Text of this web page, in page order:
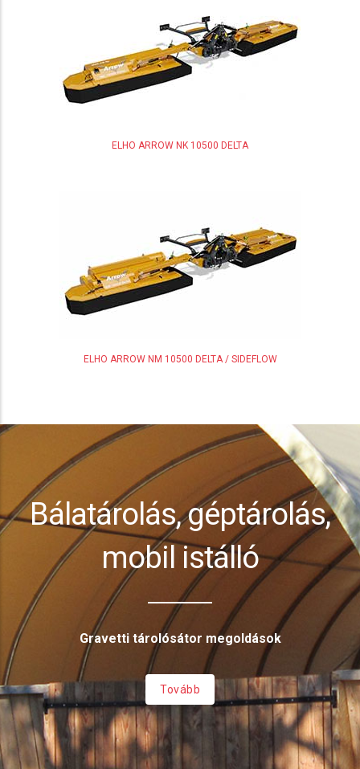
ELHO ARROW NK 10500 DELTA
ELHO ARROW NM 10500 DELTA / SIDEFLOW
Bálatárolás, géptárolás,
mobil istálló
Gravetti tárolósátor megoldások
Tovább